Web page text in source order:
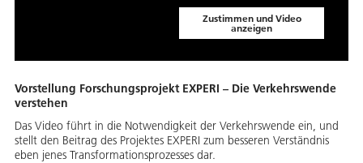
Zustimmen und Video
anzeigen
Vorstellung Forschungsprojekt EXPERI – Die Verkehrswende
verstehen
Das Video führt in die Notwendigkeit der Verkehrswende ein, und
stellt den Beitrag des Projektes EXPERI zum besseren Verständnis
eben jenes Transformationsprozesses dar.